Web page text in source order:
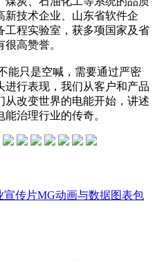
新技术企业、山东省软件企
工程实验室，获多项国家及省
高赞誉。
能只是空喊，需要通过严密
进行表现，我们从客户和产品
从改变世界的电能开始，讲述
治理行业的传奇。
传片MG动画与数据图表包